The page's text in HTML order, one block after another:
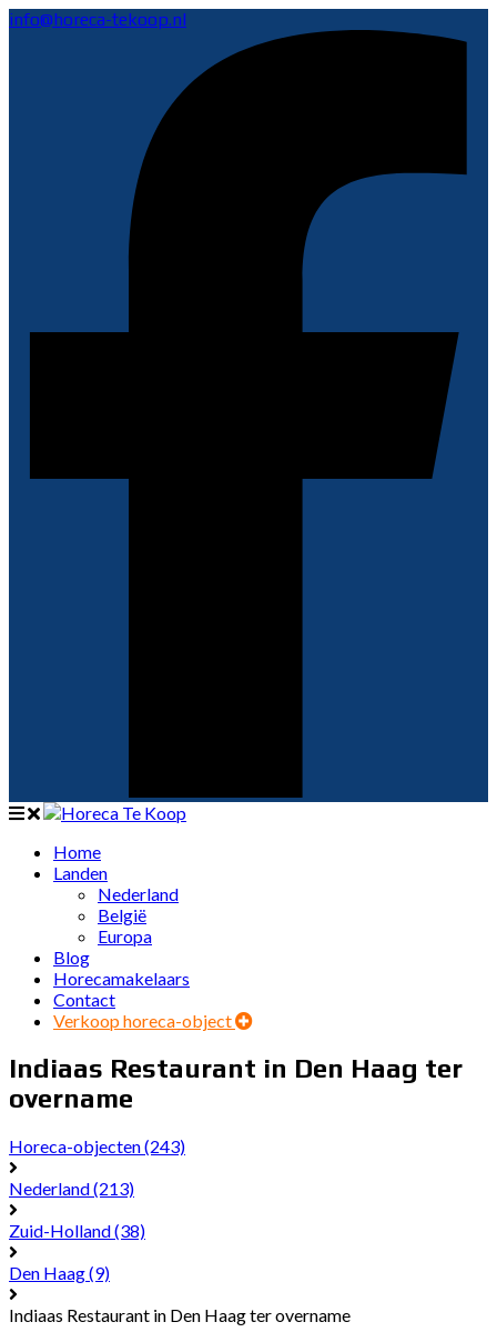
info@horeca-tekoop.nl
Home
Landen
Nederland
België
Europa
Blog
Horecamakelaars
Contact
Verkoop horeca-object
Indiaas Restaurant in Den Haag ter
overname
Horeca-objecten(243)
Nederland(213)
Zuid-Holland(38)
Den Haag(9)
Indiaas Restaurant in Den Haag ter overname